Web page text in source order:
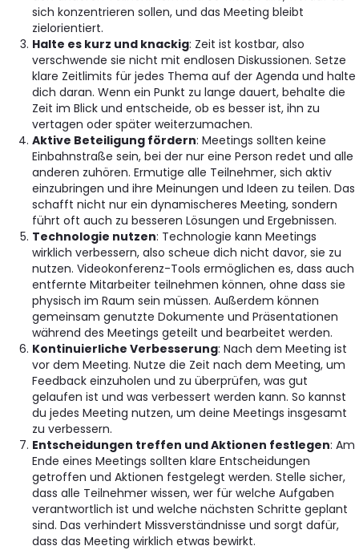
sich konzentrieren sollen, und das Meeting bleibt
zielorientiert.
Halte es kurz und knackig: Zeit ist kostbar, also
verschwende sie nicht mit endlosen Diskussionen. Setze
klare Zeitlimits für jedes Thema auf der Agenda und halte
dich daran. Wenn ein Punkt zu lange dauert, behalte die
Zeit im Blick und entscheide, ob es besser ist, ihn zu
vertagen oder später weiterzumachen.
Aktive Beteiligung fördern: Meetings sollten keine
Einbahnstraße sein, bei der nur eine Person redet und alle
anderen zuhören. Ermutige alle Teilnehmer, sich aktiv
einzubringen und ihre Meinungen und Ideen zu teilen. Das
schafft nicht nur ein dynamischeres Meeting, sondern
führt oft auch zu besseren Lösungen und Ergebnissen.
Technologie nutzen: Technologie kann Meetings
wirklich verbessern, also scheue dich nicht davor, sie zu
nutzen. Videokonferenz-Tools ermöglichen es, dass auch
entfernte Mitarbeiter teilnehmen können, ohne dass sie
physisch im Raum sein müssen. Außerdem können
gemeinsam genutzte Dokumente und Präsentationen
während des Meetings geteilt und bearbeitet werden.
Kontinuierliche Verbesserung: Nach dem Meeting ist
vor dem Meeting. Nutze die Zeit nach dem Meeting, um
Feedback einzuholen und zu überprüfen, was gut
gelaufen ist und was verbessert werden kann. So kannst
du jedes Meeting nutzen, um deine Meetings insgesamt
zu verbessern.
Entscheidungen treffen und Aktionen festlegen: Am
Ende eines Meetings sollten klare Entscheidungen
getroffen und Aktionen festgelegt werden. Stelle sicher,
dass alle Teilnehmer wissen, wer für welche Aufgaben
verantwortlich ist und welche nächsten Schritte geplant
sind. Das verhindert Missverständnisse und sorgt dafür,
dass das Meeting wirklich etwas bewirkt.